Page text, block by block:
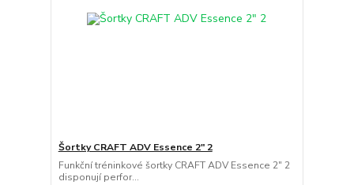
Šortky CRAFT ADV Essence 2" 2
Funkční tréninkové šortky CRAFT ADV Essence 2" 2
disponují perfor...